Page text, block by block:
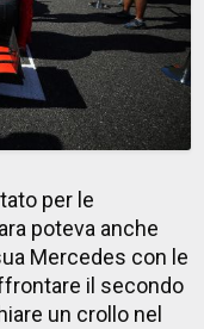
per le
poteva anche
Mercedes con le
il secondo
un crollo nel